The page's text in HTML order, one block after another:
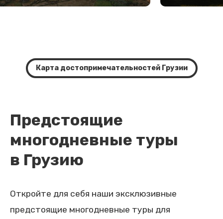
Карта достопримечательностей Грузии
Предстоящие
многодневные туры
в Грузию
Откройте для себя наши эксклюзивные
предстоящие многодневные туры для